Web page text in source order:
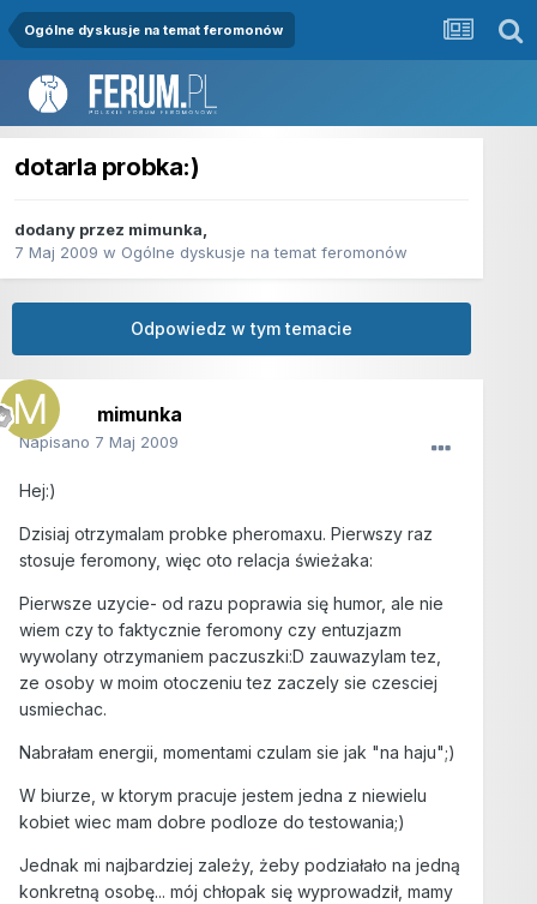
Ogólne dyskusje na temat feromonów
dotarla probka:)
dodany przez mimunka,
7 Maj 2009 w Ogólne dyskusje na temat feromonów
Odpowiedz w tym temacie
mimunka
Napisano 7 Maj 2009
Hej:)
Dzisiaj otrzymalam probke pheromaxu. Pierwszy raz
stosuje feromony, więc oto relacja świeżaka:
Pierwsze uzycie- od razu poprawia się humor, ale nie
wiem czy to faktycznie feromony czy entuzjazm
wywolany otrzymaniem paczuszki:D zauwazylam tez,
ze osoby w moim otoczeniu tez zaczely sie czesciej
usmiechac.
Nabrałam energii, momentami czulam sie jak "na haju";)
W biurze, w ktorym pracuje jestem jedna z niewielu
kobiet wiec mam dobre podloze do testowania;)
Jednak mi najbardziej zależy, żeby podziałało na jedną
konkretną osobę... mój chłopak się wyprowadził, mamy